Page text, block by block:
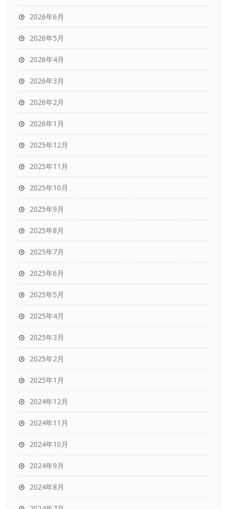
2026年6月
2026年5月
2026年4月
2026年3月
2026年2月
2026年1月
2025年12月
2025年11月
2025年10月
2025年9月
2025年8月
2025年7月
2025年6月
2025年5月
2025年4月
2025年3月
2025年2月
2025年1月
2024年12月
2024年11月
2024年10月
2024年9月
2024年8月